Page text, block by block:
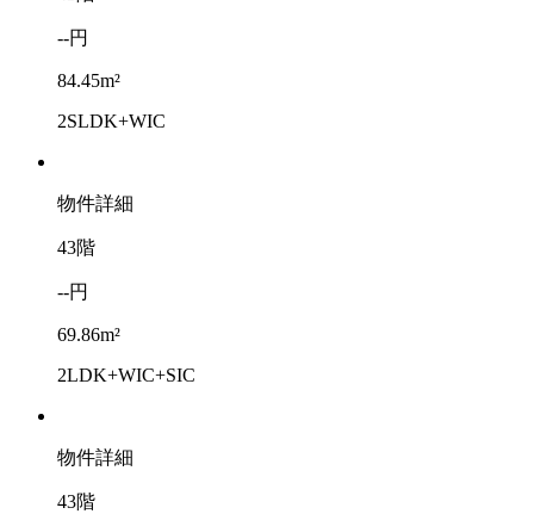
--円
84.45m²
2SLDK+WIC
物件詳細
43階
--円
69.86m²
2LDK+WIC+SIC
物件詳細
43階